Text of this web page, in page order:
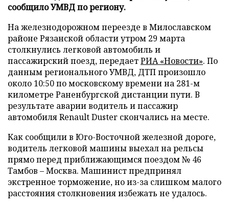
сообщило УМВД по региону.
На железнодорожном переезде в Милославском
районе Рязанской области утром 29 марта
столкнулись легковой автомобиль и
пассажирский поезд, передаетРИА «Новости». По
данным регионального УМВД, ДТП произошло
около 10:50 по московскому времени на 281-м
километре Раненбургской дистанции пути. В
результате аварии водитель и пассажир
автомобиля Renault Duster скончались на месте.
Как сообщили в Юго-Восточной железной дороге,
водитель легковой машины выехал на рельсы
прямо перед приближающимся поездом № 46
Тамбов – Москва. Машинист предпринял
экстренное торможение, но из-за слишком малого
расстояния столкновения избежать не удалось.